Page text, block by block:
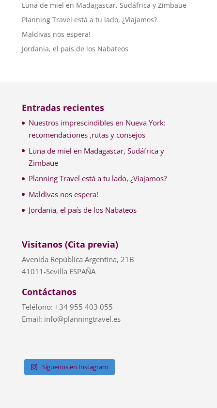
Luna de miel en Madagascar, Sudáfrica y Zimbaue
Planning Travel está a tu lado, ¿Viajamos?
Maldivas nos espera!
Jordania, el país de los Nabateos
Entradas recientes
Nuestros imprescindibles en Nueva York:
recomendaciones ,rutas y consejos
Luna de miel en Madagascar, Sudáfrica y
Zimbaue
Planning Travel está a tu lado, ¿Viajamos?
Maldivas nos espera!
Jordania, el país de los Nabateos
Visítanos (Cita previa)
Avenida República Argentina, 21B
41011-Sevilla ESPAÑA
Contáctanos
Teléfono: +34 955 403 055
Email: info@planningtravel.es
Síguenos en Instagram